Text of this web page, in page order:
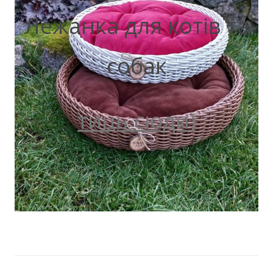
Лежанка для котів та
собак
тиць сюди)